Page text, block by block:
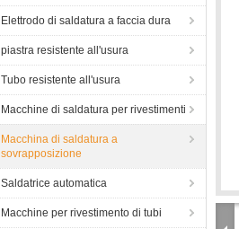
Elettrodo di saldatura a faccia dura
piastra resistente all'usura
Tubo resistente all'usura
Macchine di saldatura per rivestimenti
Macchina di saldatura a
sovrapposizione
Saldatrice automatica
Macchine per rivestimento di tubi